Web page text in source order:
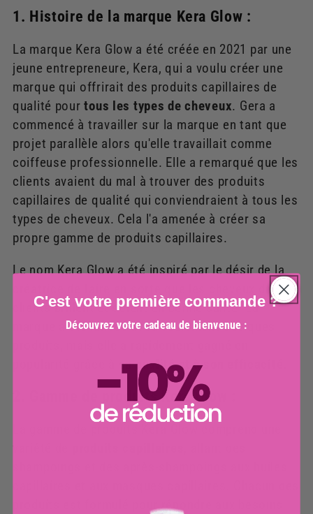
1. Histoire de la marque Kera Glow :
La marque Kera Glow a été créée en 2021 par une
jeune entrepreneure, Kera, qui a voulu créer une
marque qui offrirait des produits capillaires de
qualité pourtous les types de cheveux. Gera a
commencé à travailler sur la marque en tant que
projet parallèle alors qu'elle travaillait comme
coiffeuse professionnelle. Elle a remarqué que les
clients avaient du mal à trouver des produits
capillaires de qualité qui conviendraient à tous les
types de cheveux. Cela l'a amenée à créer sa
propre gamme de produits capillaires.
Le nom Kera Glow a été inspiré par le désir de la
créatrice de faire en sorte que les cheveux de ses
clients brillent et soient en bonne santé. La
marque a été lancée avec seulement quelques
popularité grâce à saqualité et à son efficacité.
2. Gamme de produits Kera Glow :
produits est formulé pour répondre aux besoins
C'est votre première commande ?
Découvrez votre cadeau de bienvenue :